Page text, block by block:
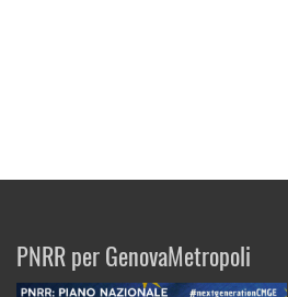
PNRR per GenovaMetropoli